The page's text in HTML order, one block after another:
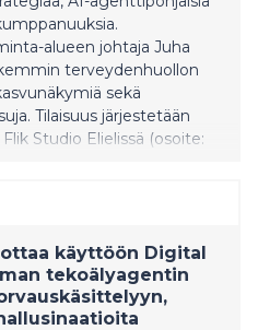
alueen johtaja Juha
terveydenhuollon
sekä
Tilaisuus järjestetään
Studio Elielissä (osoite:
käyttöön Digital
tekoälyagentin